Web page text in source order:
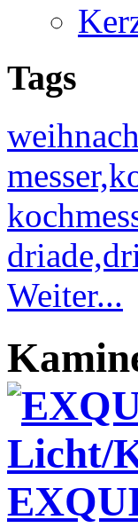
Tags
Weiter...